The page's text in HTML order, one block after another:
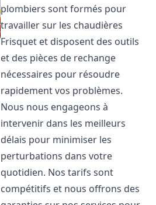
plombiers sont formés pour
travailler sur les chaudières
Frisquet et disposent des outils
et des pièces de rechange
nécessaires pour résoudre
rapidement vos problèmes.
Nous nous engageons à
intervenir dans les meilleurs
délais pour minimiser les
perturbations dans votre
quotidien. Nos tarifs sont
compétitifs et nous offrons des